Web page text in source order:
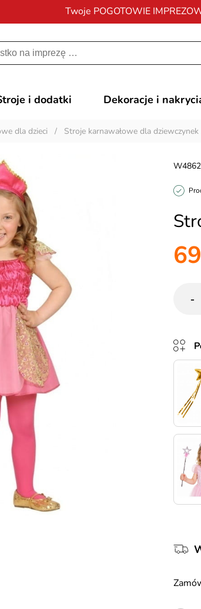
Twoje POGOTOWIE
Darmowa dostawana
i dodatki Dekoracje i
dla dzieci / Stroje karnawałowe dla dziewczynek
-